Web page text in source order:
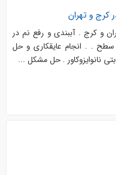
کرج و تهران
و کرج . آببندی و رفع نم در
سطح . . انجام عایقکاری و حل
نانوایزوکاور . حل مشکل ...